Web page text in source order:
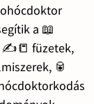
a 📖
✍️📒 füzetek,
🥫